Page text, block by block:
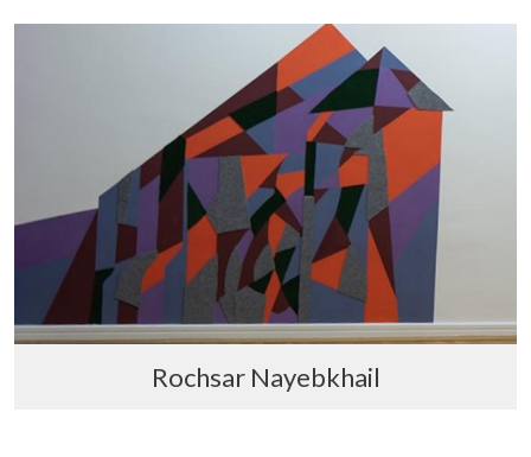
Rochsar Nayebkhail